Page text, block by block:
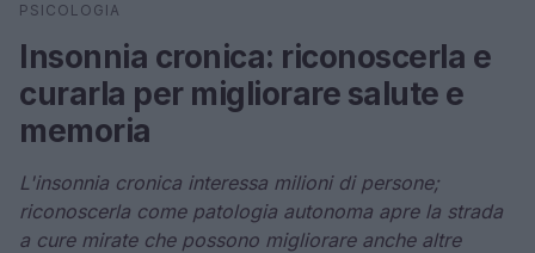
Cerca
PSICOLOGIA
Insonnia cronica: riconoscerla e
curarla per migliorare salute e
memoria
L'insonnia cronica interessa milioni di persone;
riconoscerla come patologia autonoma apre la strada
a cure mirate che possono migliorare anche altre